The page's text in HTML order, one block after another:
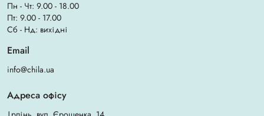
Пн - Чт: 9.00 - 18.00
Пт: 9.00 - 17.00
Сб - Нд: вихідні
Email
info@chila.ua
Адреса офісу